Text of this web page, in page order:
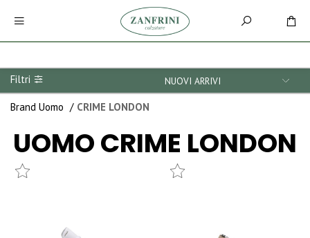
Filtri
Brand Uomo / CRIME LONDON
UOMOCRIME LONDON